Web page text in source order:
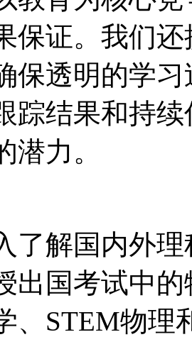
保证。我们
保透明的学
踪结果和持
潜力。
了解国内外
出国考试中
、STEM物理